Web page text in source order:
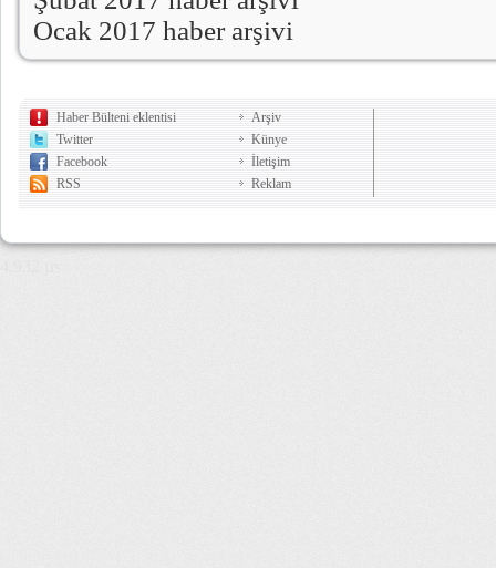
Ocak 2017 haber arşivi
Haber Bülteni eklentisi
Twitter
Facebook
RSS
Arşiv
Künye
İletişim
Reklam